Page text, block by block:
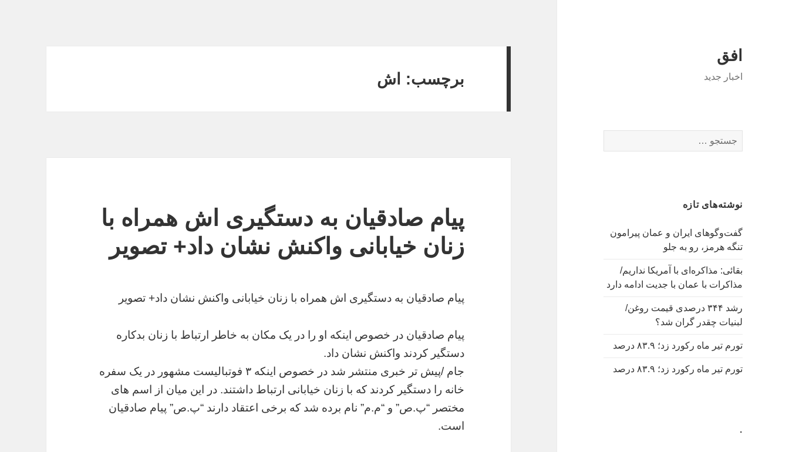
افق
اخبار جدید
برای:
نوشته‌های تازه
گفت‌وگوهای ایران و عمان پیرامون
تنگه هرمز، رو به جلو
بقائی: مذاکره‌ای با آمریکا نداریم/
مذاکرات با عمان با جدیت ادامه دارد
رشد ۳۴۴ درصدی قیمت روغن/
لبنیات چقدر گران شد؟
تورم تیر ماه رکورد زد؛ ۸۳.۹ درصد
تورم تیر ماه رکورد زد؛ ۸۳.۹ درصد
.
برچسب: اش
پیام صادقیان به دستگیری اش همراه با
زنان خیابانی واکنش نشان داد+ تصویر
پیام صادقیان به دستگیری اش همراه با زنان خیابانی واکنش نشان داد+ تصویر
پیام صادقیان در خصوص اینکه او را در یک مکان به خاطر ارتباط با زنان بدکاره
دستگیر کردند واکنش نشان داد.
جام /پیش تر خبری منتشر شد در خصوص اینکه ۳ فوتبالیست مشهور در یک سفره
خانه را دستگیر کردند که با زنان خیابانی ارتباط داشتند. در این میان از اسم های
مختصر “پ.ص” و “م.م” نام برده شد که برخی اعتقاد دارند “پ.ص” پیام صادقیان
است.